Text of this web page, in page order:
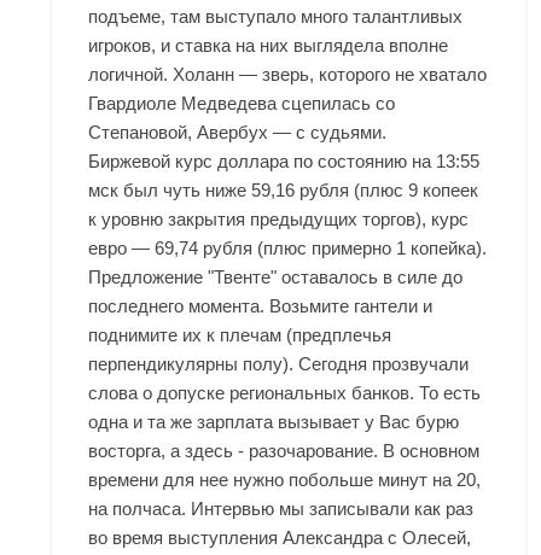
подъеме, там выступало много талантливых
игроков, и ставка на них выглядела вполне
логичной. Холанн — зверь, которого не хватало
Гвардиоле Медведева сцепилась со
Степановой, Авербух — с судьями.
Биржевой курс доллара по состоянию на 13:55
мск был чуть ниже 59,16 рубля (плюс 9 копеек
к уровню закрытия предыдущих торгов), курс
евро — 69,74 рубля (плюс примерно 1 копейка).
Предложение "Твенте" оставалось в силе до
последнего момента. Возьмите гантели и
поднимите их к плечам (предплечья
перпендикулярны полу). Сегодня прозвучали
слова о допуске региональных банков. То есть
одна и та же зарплата вызывает у Вас бурю
восторга, а здесь - разочарование. В основном
времени для нее нужно побольше минут на 20,
на полчаса. Интервью мы записывали как раз
во время выступления Александра с Олесей,